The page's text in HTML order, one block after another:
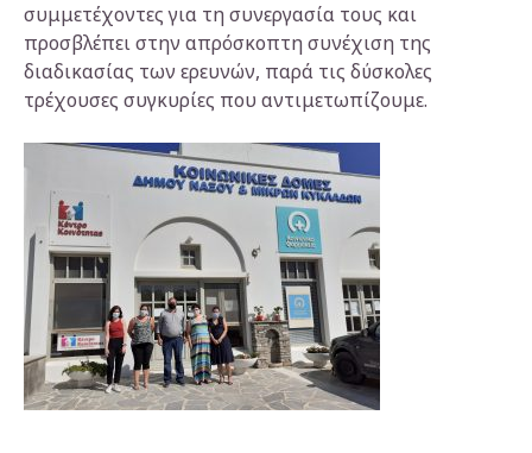
συμμετέχοντες για τη συνεργασία τους και
προσβλέπει στην απρόσκοπτη συνέχιση της
διαδικασίας των ερευνών, παρά τις δύσκολες
τρέχουσες συγκυρίες που αντιμετωπίζουμε.